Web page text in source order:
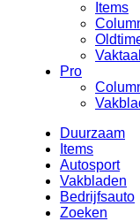
Items
Vaktaal
Pro
Duurzaam
Items
Autosport
Vakbladen
Bedrijfsauto
Zoeken